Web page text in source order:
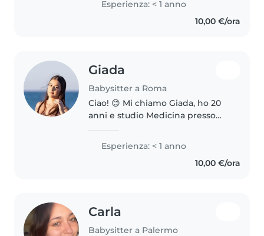
bambini in età prescolare e
adoro disegnare, fare lavoretti e
Esperienza: < 1 anno
10,00 €/ora
Giada
Babysitter a Roma
Ciao! 😊 Mi chiamo Giada, ho 20
anni e studio Medicina presso
Sono una persona responsabile,
affidabile e solare, con una
grande passione per i bambini...
Esperienza: < 1 anno
10,00 €/ora
Carla
Babysitter a Palermo